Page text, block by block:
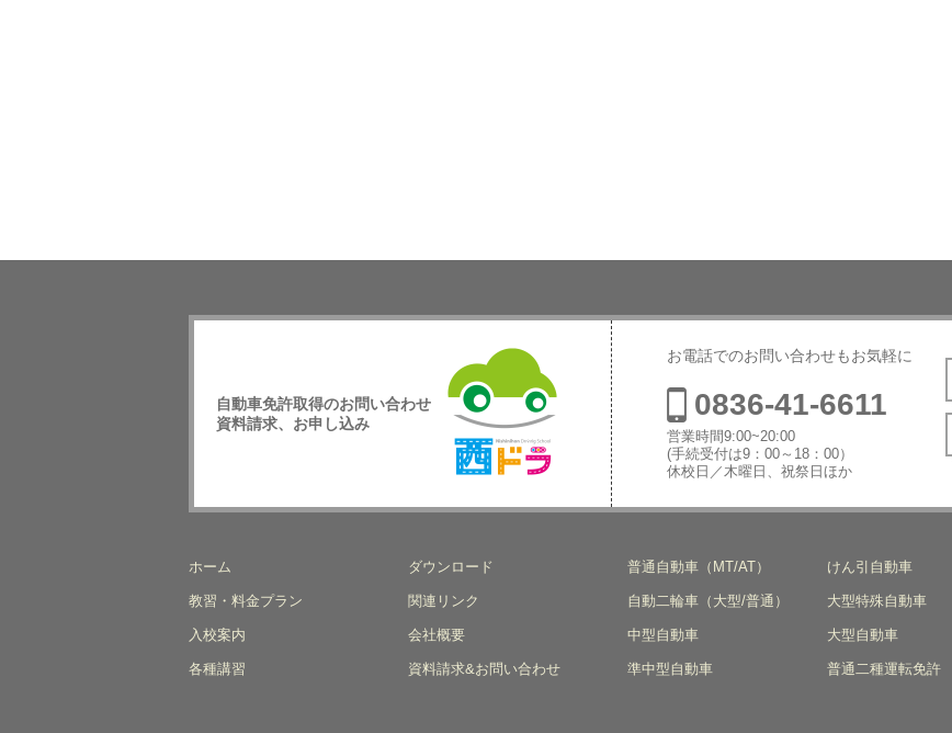
自動車免許取得のお問い合わせ
資料請求、お申し込み
校
お電話でのお問い合わせもお気軽に
0836-41-6611
営業時間9:00~20:00
(手続受付は9：00～18：00）
休校日／木曜日、祝祭日ほか
ホーム
教習・料金プラン
入校案内
各種講習
ダウンロード
関連リンク
会社概要
資料請求&お問い合わせ
普通自動車（MT/AT）
自動二輪車（大型/普通）
中型自動車
準中型自動車
けん引自動車
大型特殊自動車
大型自動車
普通二種運転免許